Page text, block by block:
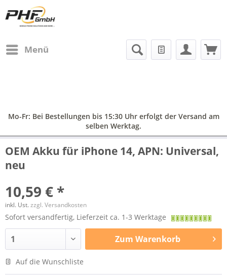
Menü
Mo-Fr: Bei Bestellungen bis 15:30 Uhr erfolgt der Versand am
selben Werktag.
OEM Akku für iPhone 14, APN: Universal,
neu
10,59 € *
inkl. Ust.zzgl. Versandkosten
Sofort versandfertig, Lieferzeit ca. 1-3 Werktage
Zum Warenkorb
Auf die Wunschliste